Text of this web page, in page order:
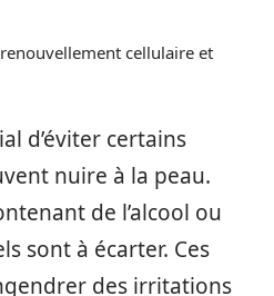
cellulaire et
d’éviter certains
nuire à la peau.
de l’alcool ou
sont à écarter. Ces
des irritations